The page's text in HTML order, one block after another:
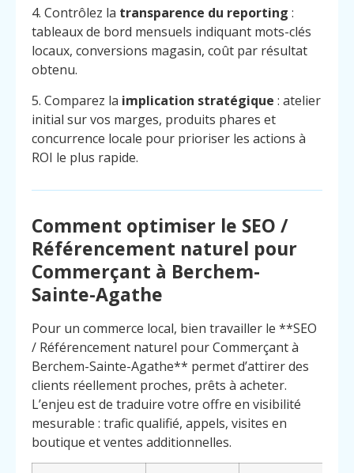
Contact
4. Contrôlez la transparence du reporting :
tableaux de bord mensuels indiquant mots-clés
locaux, conversions magasin, coût par résultat
obtenu.
5. Comparez la implication stratégique : atelier
initial sur vos marges, produits phares et
concurrence locale pour prioriser les actions à
ROI le plus rapide.
Comment optimiser le SEO /
Référencement naturel pour
Commerçant à Berchem-
Sainte-Agathe
Pour un commerce local, bien travailler le **SEO
/ Référencement naturel pour Commerçant à
Berchem-Sainte-Agathe** permet d’attirer des
clients réellement proches, prêts à acheter.
L’enjeu est de traduire votre offre en visibilité
mesurable : trafic qualifié, appels, visites en
boutique et ventes additionnelles.